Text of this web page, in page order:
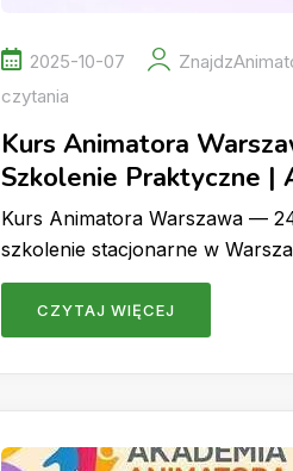
2025-10-07
czytania
Kurs Animatora
Szkolenie Praktyczne |
Kurs Animatora Warszawa —
szkolenie stacjonarne w
CZYTAJ WIĘCEJ